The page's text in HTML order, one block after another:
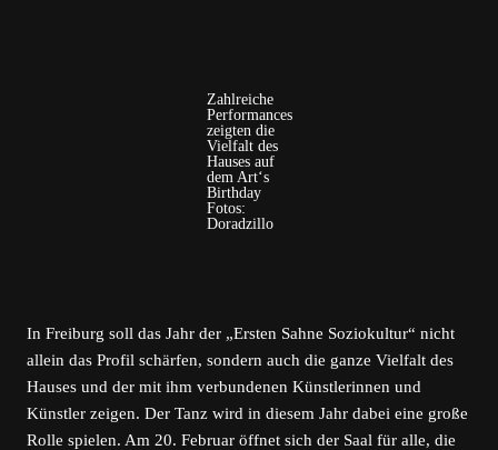
Zahlreiche
Performances
zeigten die
Vielfalt des
Hauses auf
dem Art‘s
Birthday
Fotos:
Doradzillo
In Freiburg soll das Jahr der „Ersten Sahne Soziokultur“ nicht
allein das Profil schärfen, sondern auch die ganze Vielfalt des
Hauses und der mit ihm verbundenen Künstlerinnen und
Künstler zeigen. Der Tanz wird in diesem Jahr dabei eine große
Rolle spielen. Am 20. Februar öffnet sich der Saal für alle, die